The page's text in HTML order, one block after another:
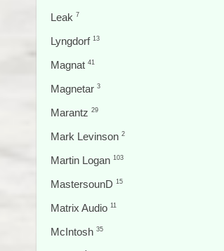
Leak 7
Lyngdorf 13
Magnat 41
Magnetar 3
Marantz 29
Mark Levinson 2
Martin Logan 103
MastersounD 15
Matrix Audio 11
McIntosh 35